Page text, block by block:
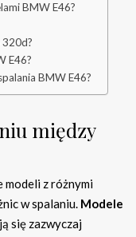
BMW E46?
320d?
E46?
BMW E46?
między
modeli z różnymi
w spalaniu. Modele
się zazwyczaj